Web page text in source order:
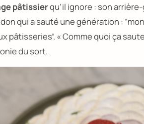
pâtissierqu’il ignore : son
qui a sauté une génération :
pâtisseries”. « Comme quoi ça
du sort.